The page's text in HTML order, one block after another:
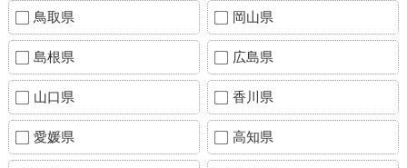
鳥取県 岡山県
島根県 広島県
山口県 香川県
愛媛県 高知県